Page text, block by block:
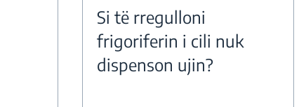
Si të rregulloni
frigoriferin i cili nuk
dispenson ujin?